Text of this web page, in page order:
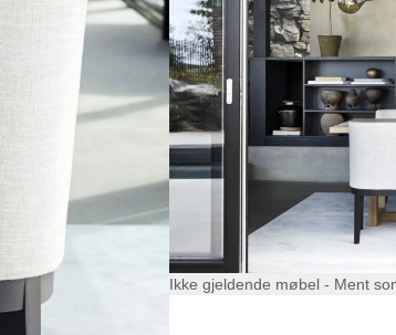
Ikke gjeldende møbel - Ment